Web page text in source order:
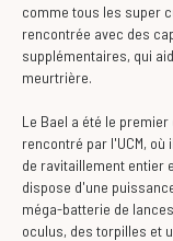
comme tous les super
rencontrée avec des
supplémentaires, qui
meurtrière.
Le Bael a été le
rencontré par l'UCM,
de ravitaillement entier
dispose d'une
méga-batterie de
oculus, des torpilles et